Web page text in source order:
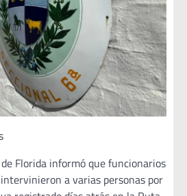
Florida informó que funcionarios
a varias personas por